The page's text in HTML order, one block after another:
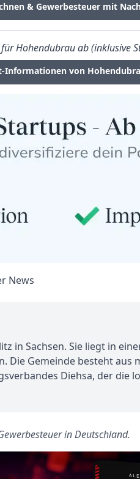
& Gewerbesteuer mit
Hohendubrau ab (inklusive
Informationen von
in Sachsen. Sie liegt in
Die Gemeinde besteht
Diehsa, der die
in Deutschland.